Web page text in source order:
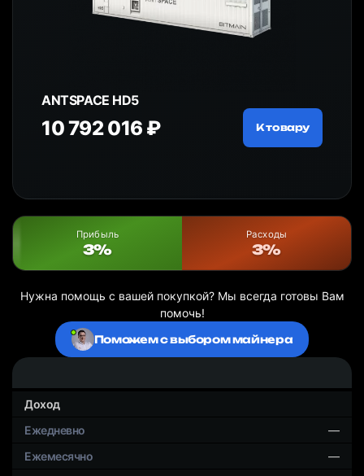
ANTSPACE HD5
10 792 016 ₽ К товару
Прибыль
3%
Расходы
3%
Нужна помощь с вашей покупкой? Мы всегда готовы Вам
помочь!
Поможем с выбором майнера
Доход
—
—